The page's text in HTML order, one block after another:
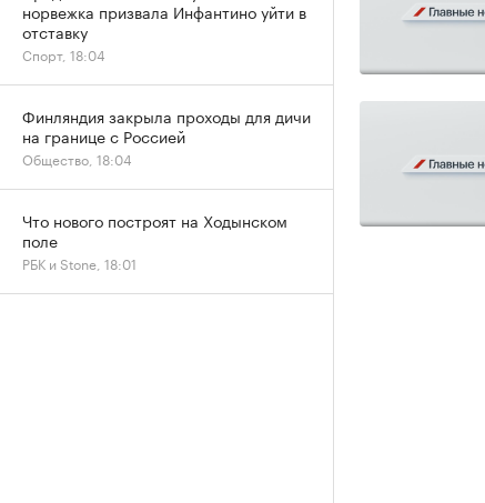
норвежка призвала Инфантино уйти в
отставку
Спорт, 18:04
Финляндия закрыла проходы для дичи
на границе с Россией
Общество, 18:04
Что нового построят на Ходынском
поле
РБК и Stone, 18:01